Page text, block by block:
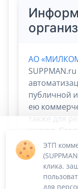
АО
публичной
ею
также для
и услуг.
платформа
скорости и
ЭТП
клика.
для